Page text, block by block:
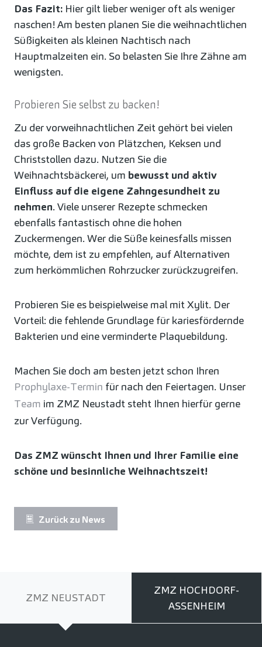
Das Fazit: Hier gilt lieber weniger oft als weniger
naschen! Am besten planen Sie die weihnachtlichen
Süßigkeiten als kleinen Nachtisch nach
Hauptmalzeiten ein. So belasten Sie Ihre Zähne am
wenigsten.
Probieren Sie selbst zu backen!
Zu der vorweihnachtlichen Zeit gehört bei vielen
das große Backen von Plätzchen, Keksen und
Christstollen dazu. Nutzen Sie die
Weihnachtsbäckerei, um bewusst und aktiv
Einfluss auf die eigene Zahngesundheit zu
nehmen. Viele unserer Rezepte schmecken
ebenfalls fantastisch ohne die hohen
Zuckermengen. Wer die Süße keinesfalls missen
möchte, dem ist zu empfehlen, auf Alternativen
zum herkömmlichen Rohrzucker zurückzugreifen.
Probieren Sie es beispielweise mal mit Xylit. Der
Vorteil: die fehlende Grundlage für kariesfördernde
Bakterien und eine verminderte Plaquebildung.
Machen Sie doch am besten jetzt schon Ihren
Prophylaxe-Termin für nach den Feiertagen. Unser
Team im ZMZ Neustadt steht Ihnen hierfür gerne
zur Verfügung.
Das ZMZ wünscht Ihnen und Ihrer Familie eine
schöne und besinnliche Weihnachtszeit!
Zurück zu News
ZMZ NEUSTADT
ZMZ HOCHDORF-
ASSENHEIM